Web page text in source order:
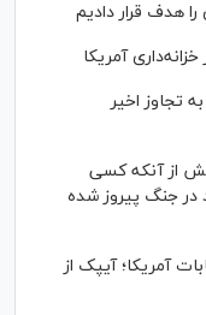
هدف قرار دادیم
خزانه‌داری آمریکا
تجاوز اخیر
از آنکه کسی
در جنگ پیروز شده
آمریکا؛ آیپک از